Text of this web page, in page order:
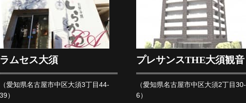
ラムセス大須
（愛知県名古屋市中区大須3丁目44-
39）
プレサンスTHE大須観音
（愛知県名古屋市中区大須2丁目30-
6）